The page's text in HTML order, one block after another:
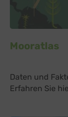
Mooratlas
Daten und
Erfahren Sie